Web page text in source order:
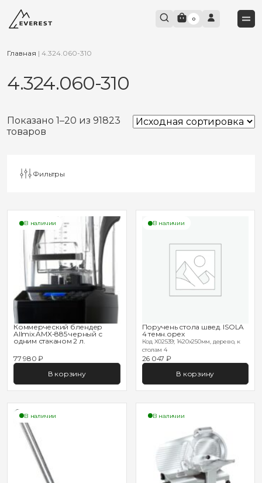
0
Главная | 4.324.060-310
4.324.060-310
Показано 1–20 из 91823
товаров
Фильтры
В наличии
Коммерческий блендер
Allmix AMX-885 черный с
одним стаканом 2 л.
77 980 ₽
В корзину
В наличии
Поручень стола швед. ISOLA
4 темн.орех
Код X02539; 1420х250мм, дерево, к
столам 4
26 047 ₽
В корзину
В наличии В наличии